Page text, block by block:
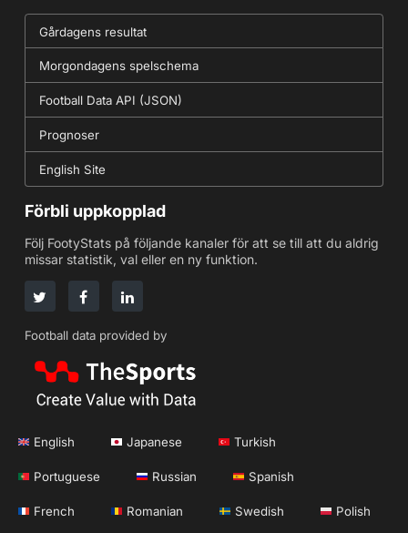
Gårdagens resultat
Morgondagens spelschema
Football Data API (JSON)
Prognoser
English Site
Förbli uppkopplad
Följ FootyStats på följande kanaler för att se till att du aldrig
missar statistik, val eller en ny funktion.
Football data provided by
English Japanese Turkish
Portuguese Russian Spanish
French Romanian Swedish Polish